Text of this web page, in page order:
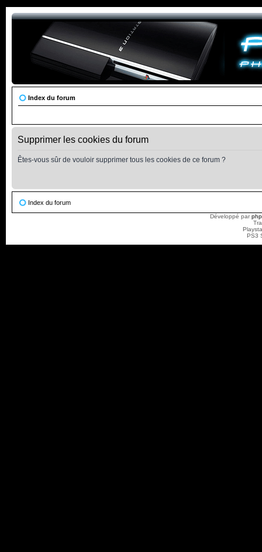
Index du forum
Supprimer les cookies du forum
Êtes-vous sûr de vouloir supprimer tous les cookies de ce forum ?
Index du forum
Développé par
PS3